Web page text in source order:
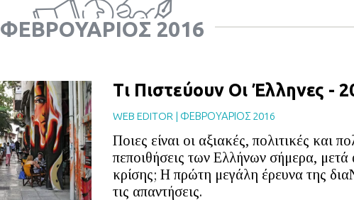
ΦΕΒΡΟΥΆΡΙΟΣ 2016
Τι Πιστεύουν Οι Έλληνες -
WEB EDITOR | ΦΕΒΡΟΥΑΡΙΟΣ 2016
Ποιες είναι οι αξιακές, πολιτικές και
πεποιθήσεις των Ελλήνων σήμερα, μετά
κρίσης; Η πρώτη μεγάλη έρευνα της
τις απαντήσεις.